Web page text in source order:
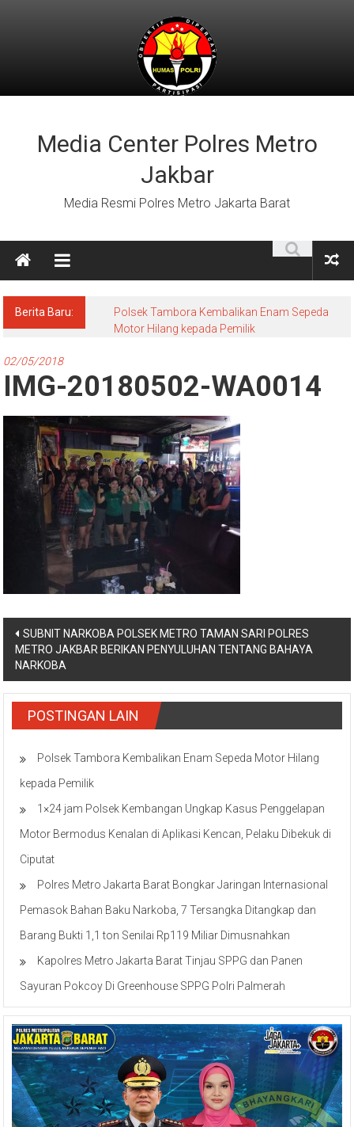
Media Center Polres Metro
Jakbar
Media Resmi Polres Metro Jakarta Barat
Berita Baru:
Polsek Tambora Kembalikan Enam Sepeda
Motor Hilang kepada Pemilik
02/05/2018
IMG-20180502-WA0014
Navigasi
pos
SUBNIT NARKOBA POLSEK METRO TAMAN SARI POLRES
METRO JAKBAR BERIKAN PENYULUHAN TENTANG BAHAYA
NARKOBA
POSTINGAN LAIN
Polsek Tambora Kembalikan Enam Sepeda Motor Hilang
kepada Pemilik
1×24 jam Polsek Kembangan Ungkap Kasus Penggelapan
Motor Bermodus Kenalan di Aplikasi Kencan, Pelaku Dibekuk di
Ciputat
Polres Metro Jakarta Barat Bongkar Jaringan Internasional
Pemasok Bahan Baku Narkoba, 7 Tersangka Ditangkap dan
Barang Bukti 1,1 ton Senilai Rp119 Miliar Dimusnahkan
Kapolres Metro Jakarta Barat Tinjau SPPG dan Panen
Sayuran Pokcoy Di Greenhouse SPPG Polri Palmerah